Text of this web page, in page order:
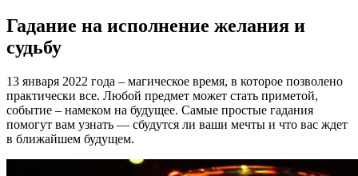
Гадание на исполнение желания и
судьбу
13 января 2022 года – магическое время, в которое позволено
практически все. Любой предмет может стать приметой,
событие – намеком на будущее. Самые простые гадания
помогут вам узнать — сбудутся ли ваши мечты и что вас ждет
в ближайшем будущем.